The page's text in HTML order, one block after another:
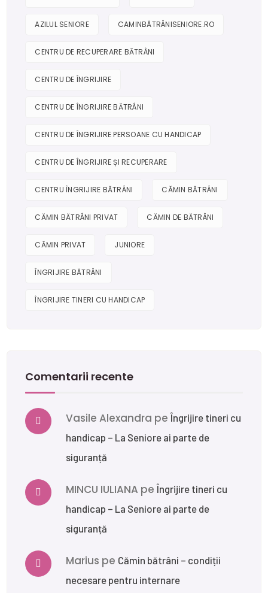
AZILUL SENIORE CAMINBĂTRÂNISENIORE.RO
CENTRU DE RECUPERARE BĂTRÂNI
CENTRU DE ÎNGRIJIRE
CENTRU DE ÎNGRIJIRE BĂTRÂNI
CENTRU DE ÎNGRIJIRE PERSOANE CU HANDICAP
CENTRU DE ÎNGRIJIRE ȘI RECUPERARE
CENTRU ÎNGRIJIRE BĂTRÂNI CĂMIN BĂTRÂNI
CĂMIN BĂTRÂNI PRIVAT CĂMIN DE BĂTRÂNI
CĂMIN PRIVAT JUNIORE
ÎNGRIJIRE BĂTRÂNI
ÎNGRIJIRE TINERI CU HANDICAP
Comentarii recente
Vasile Alexandra peÎngrijire tineri cu
handicap – La Seniore ai parte de
siguranță
MINCU IULIANA peÎngrijire tineri cu
handicap – La Seniore ai parte de
siguranță
Marius pe Cămin bătrâni – condiții
necesare pentru internare